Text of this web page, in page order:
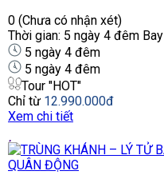
0 (Chưa có nhận xét)
Thời gian: 5 ngày 4 đêm
5 ngày 4 đêm
5 ngày 4 đêm
Tour "HOT"
Chỉ từ 12.990.000đ
Xem chi tiết